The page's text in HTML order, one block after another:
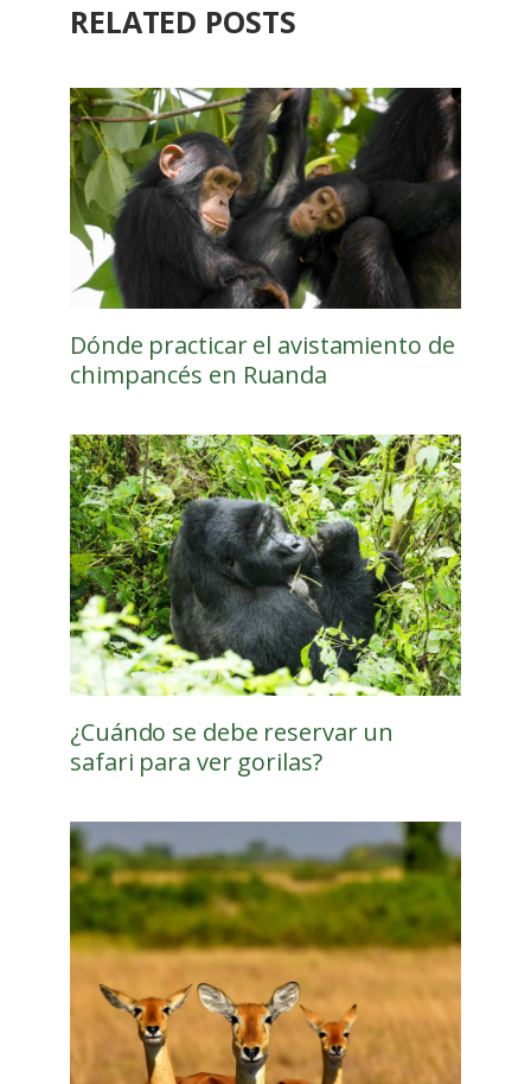
RELATED POSTS
Dónde practicar el avistamiento de
chimpancés en Ruanda
¿Cuándo se debe reservar un
safari para ver gorilas?